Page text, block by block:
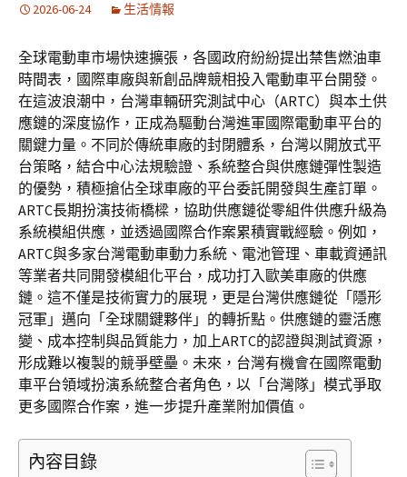
2026-06-24 生活情報
全球電動車市場快速擴張，各國政府紛紛提出禁售燃油車
時間表，國際車廠與新創品牌競相投入電動車平台開發。
在這波浪潮中，台灣車輛研究測試中心（ARTC）與本土供
應鏈的深度協作，正成為驅動台灣進軍國際電動車平台的
關鍵力量。不同於傳統車廠的封閉體系，台灣以開放式平
台策略，結合中心法規驗證、系統整合與供應鏈彈性製造
的優勢，積極搶佔全球車廠的平台委託開發與生產訂單。
ARTC長期扮演技術橋樑，協助供應鏈從零組件供應升級為
系統模組供應，並透過國際合作案累積實戰經驗。例如，
ARTC與多家台灣電動車動力系統、電池管理、車載資通訊
等業者共同開發模組化平台，成功打入歐美車廠的供應
鏈。這不僅是技術實力的展現，更是台灣供應鏈從「隱形
冠軍」邁向「全球關鍵夥伴」的轉折點。供應鏈的靈活應
變、成本控制與品質能力，加上ARTC的認證與測試資源，
形成難以複製的競爭壁壘。未來，台灣有機會在國際電動
車平台領域扮演系統整合者角色，以「台灣隊」模式爭取
更多國際合作案，進一步提升產業附加價值。
內容目錄